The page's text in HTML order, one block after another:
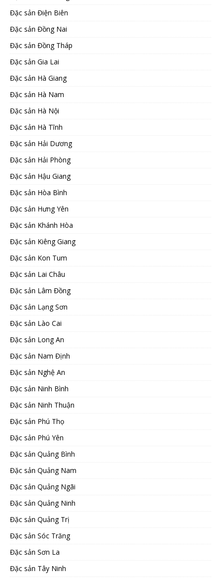
Đặc sản Điện Biên
Đặc sản Đồng Nai
Đặc sản Đồng Tháp
Đặc sản Gia Lai
Đặc sản Hà Giang
Đặc sản Hà Nam
Đặc sản Hà Nội
Đặc sản Hà Tĩnh
Đặc sản Hải Dương
Đặc sản Hải Phòng
Đặc sản Hậu Giang
Đặc sản Hòa Bình
Đặc sản Hưng Yên
Đặc sản Khánh Hòa
Đặc sản Kiêng Giang
Đặc sản Kon Tum
Đặc sản Lai Châu
Đặc sản Lâm Đồng
Đặc sản Lạng Sơn
Đặc sản Lào Cai
Đặc sản Long An
Đặc sản Nam Định
Đặc sản Nghệ An
Đặc sản Ninh Bình
Đặc sản Ninh Thuận
Đặc sản Phú Thọ
Đặc sản Phú Yên
Đặc sản Quảng Bình
Đặc sản Quảng Nam
Đặc sản Quảng Ngãi
Đặc sản Quảng Ninh
Đặc sản Quảng Trị
Đặc sản Sóc Trăng
Đặc sản Sơn La
Đặc sản Tây Ninh